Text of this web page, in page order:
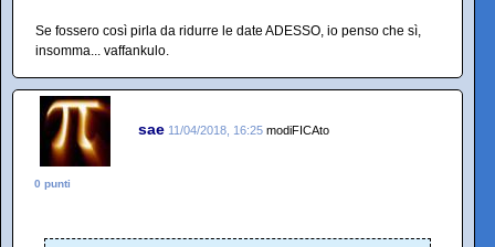
Se fossero così pirla da ridurre le date ADESSO, io penso che sì,
insomma... vaffankulo.
sae 11/04/2018, 16:25 modiFICAto
0 punti